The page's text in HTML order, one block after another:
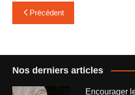
Navigation
de
Précédent
Nos derniers articles
Encourager